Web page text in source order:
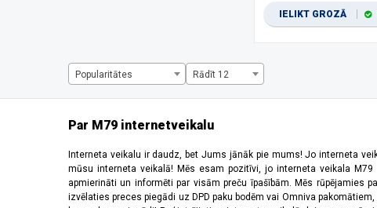
220 x 176 pikseļi
2340 x 1080 pikseļi (28)
2392 x 1080 pikseļi (2)
240 x 320 pikseļi
(6)
2408 x 1080 pikseļi (5)
2412 x 1080 pikseļi
(6)
2440 x 2240 pikseļi (2)
2448 x 1080 pikseļi
(1)
IELIKT GROZĀ
Popularitātes Rādīt 12
Par M79 internetveikalu
Interneta veikalu ir daudz, bet Jums jānāk pie mums! Jo interneta
mūsu interneta veikalā! Mēs esam pozitīvi, jo interneta veikala
apmierināti un informēti par visām preču īpašībām. Mēs rūpējamies
izvēlaties preces piegādi uz DPD paku bodēm vai Omniva